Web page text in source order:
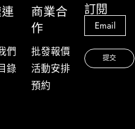
們
錄
商業合
作
批發報價
活動安排
預約
訂閱